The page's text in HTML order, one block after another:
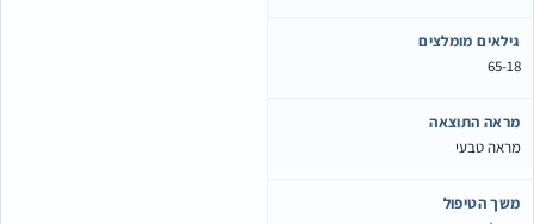
מומלצים
65-
התוצאה
טבעי
הטיפול